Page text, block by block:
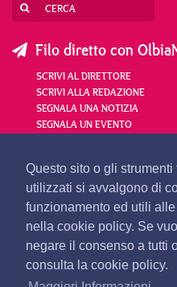
Questo sito o gli strumenti
utilizzati si avvalgono di
funzionamento ed utili
nella cookie policy. Se
negare il consenso a tutti
consulta la cookie policy.
Filo diretto con
SCRIVI AL DIRETTORE
SCRIVI ALLA REDAZIONE
SEGNALA UNA NOTIZIA
SEGNALA UN EVENTO